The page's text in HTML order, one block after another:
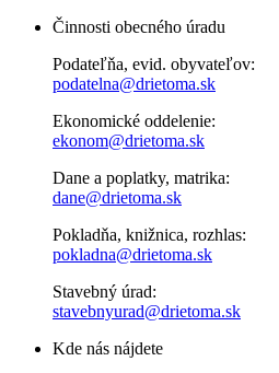
Činnosti obecného úradu
Podateľňa, evid. obyvateľov:
podatelna@drietoma.sk
Ekonomické oddelenie:
ekonom@drietoma.sk
Dane a poplatky, matrika:
dane@drietoma.sk
Pokladňa, knižnica, rozhlas:
pokladna@drietoma.sk
Stavebný úrad:
stavebnyurad@drietoma.sk
Kde nás nájdete